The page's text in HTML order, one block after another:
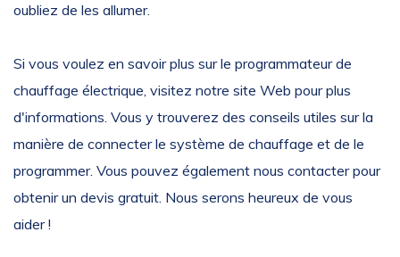
oubliez de les allumer.
Si vous voulez en savoir plus sur le programmateur de
chauffage électrique, visitez notre site Web pour plus
d'informations. Vous y trouverez des conseils utiles sur la
manière de connecter le système de chauffage et de le
programmer. Vous pouvez également nous contacter pour
obtenir un devis gratuit. Nous serons heureux de vous
aider !